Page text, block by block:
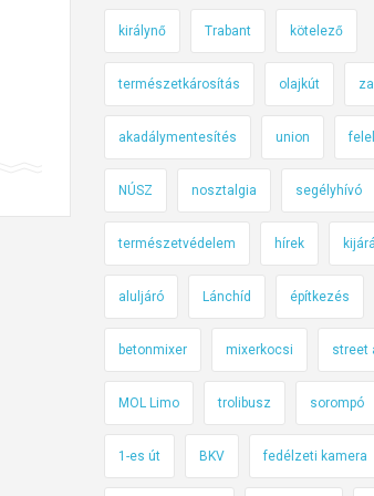
királynő Trabant kötelező
természetkárosítás olajkút
akadálymentesítés union
NÚSZ nosztalgia segélyhívó
természetvédelem hírek
aluljáró Lánchíd építkezés
betonmixer mixerkocsi street
MOL Limo trolibusz sorompó
1-es út BKV fedélzeti kamera